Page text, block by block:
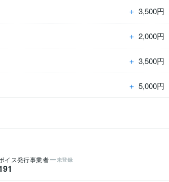
＋ 3,500円
＋ 2,000円
＋ 3,500円
＋ 5,000円
イス発行事業者 未登録